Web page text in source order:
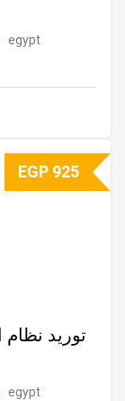
egypt
توريد
egypt
EGP 925